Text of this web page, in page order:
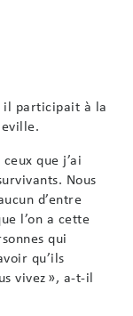
il participait à la
que j’ai
Nous
d’entre
l’on a cette
qui
qu’ils
vivez », a-t-il